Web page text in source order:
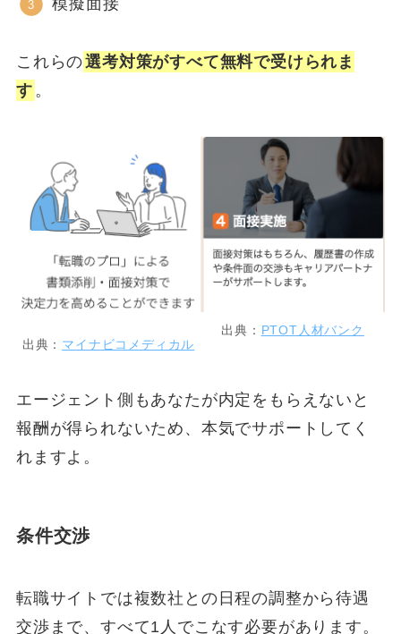
模擬面接
これらの選考対策がすべて無料で受けられま
す 。
出典： マイナビコメディカル
出典： PTOT人材バンク
エージェント側もあなたが内定をもらえないと
報酬が得られないため、本気でサポートしてく
れますよ。
条件交渉
転職サイトでは複数社との日程の調整から待遇
交渉まで、すべて1人でこなす必要があります。